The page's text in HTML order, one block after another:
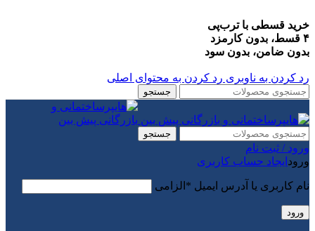
خرید قسطی با ترب‌پی
۴ قسط، بدون کارمزد
بدون ضامن، بدون سود
رد کردن به ناوبری رد کردن به محتوای اصلی
جستجو
جستجو
ورود / ثبت نام
ورود ایجاد حساب کاربری
نام کاربری یا آدرس ایمیل * الزامی
ورود